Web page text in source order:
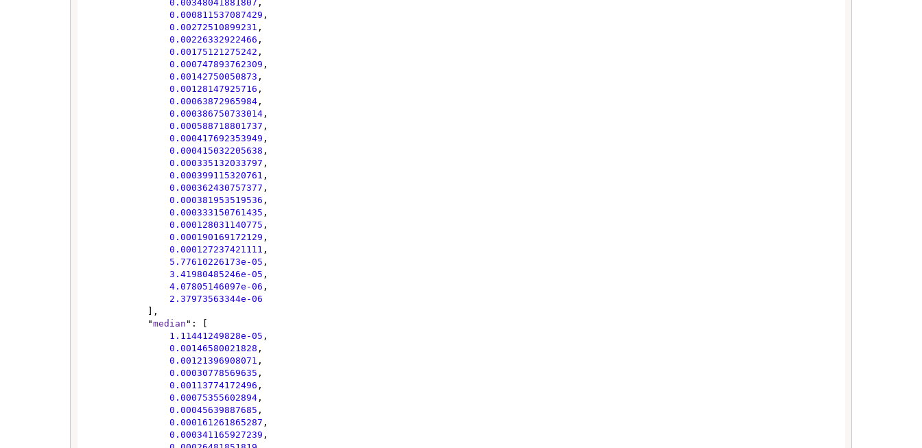
0.00348041881807 ,
0.000811537087429 ,
0.00272510899231 ,
0.00226332922466 ,
0.00175121275242 ,
0.000747893762309 ,
0.00142750050873 ,
0.00128147925716 ,
0.00063872965984 ,
0.000386750733014 ,
0.000588718801737 ,
0.000417692353949 ,
0.000415032205638 ,
0.000335132033797 ,
0.000399115320761 ,
0.000362430757377 ,
0.000381953519536 ,
0.000333150761435 ,
0.000128031140775 ,
0.000190169172129 ,
0.000127237421111 ,
5.77610226173e-05 ,
3.41980485246e-05 ,
4.07805146097e-06 ,
2.37973563344e-06
            "
median ": [
1.11441249828e-05 ,
0.00146580021828 ,
0.00121396908071 ,
0.00030778569635 ,
0.00113774172496 ,
0.00075355602894 ,
0.00045639887685 ,
0.000161261865287 ,
0.000341165927239 ,